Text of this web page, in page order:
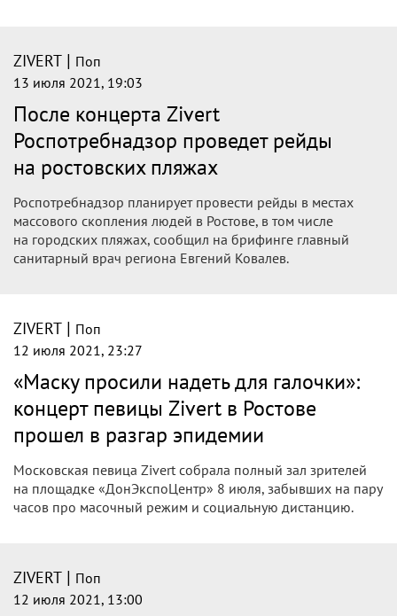
ZIVERT | Поп
13 июля 2021, 19:03
После концерта Zivert
Роспотребнадзор проведет рейды
на ростовских пляжах
Роспотребнадзор планирует провести рейды в местах
массового скопления людей в Ростове, в том числе
на городских пляжах, сообщил на брифинге главный
санитарный врач региона Евгений Ковалев.
ZIVERT | Поп
12 июля 2021, 23:27
«Маску просили надеть для галочки»:
концерт певицы Zivert в Ростове
прошел в разгар эпидемии
Московская певица Zivert собрала полный зал зрителей
на площадке «ДонЭкспоЦентр» 8 июля, забывших на пару
часов про масочный режим и социальную дистанцию.
ZIVERT | Поп
12 июля 2021, 13:00